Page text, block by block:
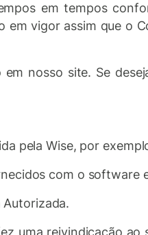
em tempos
vigor assim que o
nosso site. Se
pela Wise, por
com o software
uma reivindicação